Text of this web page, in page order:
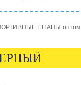
ШТАНЫ оптом